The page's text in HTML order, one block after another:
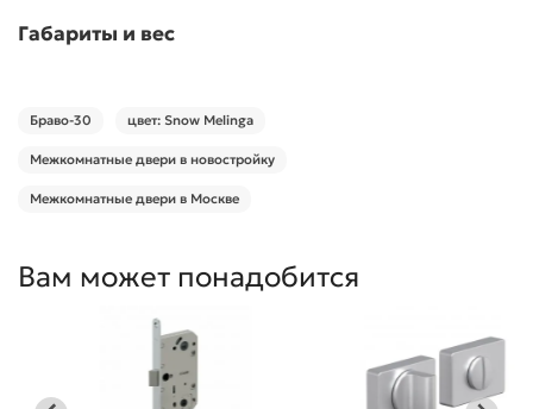
Габариты и вес
Браво-30 цвет: Snow Melinga
Межкомнатные двери в новостройку
Межкомнатные двери в Москве
Вам может понадобится